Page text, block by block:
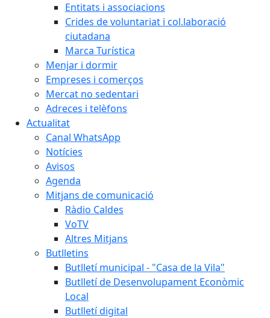
Entitats i associacions
Crides de voluntariat i col.laboració
ciutadana
Marca Turística
Menjar i dormir
Empreses i comerços
Mercat no sedentari
Adreces i telèfons
Actualitat
Canal WhatsApp
Notícies
Avisos
Agenda
Mitjans de comunicació
Ràdio Caldes
VoTV
Altres Mitjans
Butlletins
Butlletí municipal - "Casa de la Vila"
Butlletí de Desenvolupament Econòmic
Local
Butlletí digital